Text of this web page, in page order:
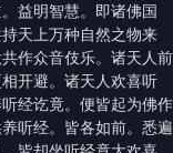
益明智慧。即诸佛国
天上万种自然之物来
作众音伎乐。诸天人前
开避。诸天人欢喜听
经讫竟。便皆起为佛作
听经。皆各如前。悉遍